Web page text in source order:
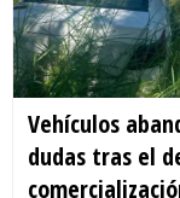
Vehículos
dudas tras el